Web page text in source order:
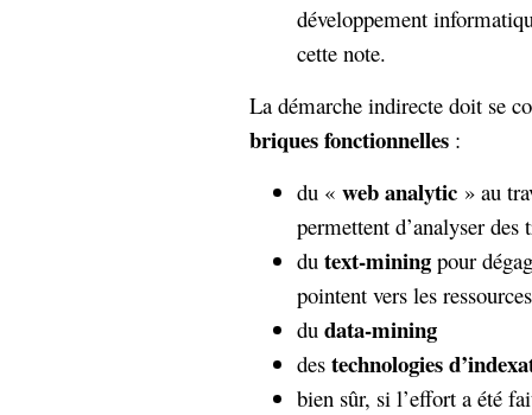
développement
cette note.
La démarche indirecte doit se
briques fonctionnelles :
du « web analytic » au
permettent d’analyser
du text-mining pour
pointent vers les
du data-mining
des technologies
bien sûr, si l’effort a été